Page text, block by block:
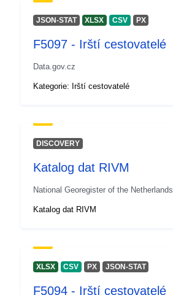
JSON-STAT XLSX CSV PX
F5097 - Irští cestovatelé
Data.gov.cz
Kategorie: Irští cestovatelé
DISCOVERY
Katalog dat RIVM
National Georegister of the Netherlands
Katalog dat RIVM
XLSX CSV PX JSON-STAT
F5094 - Irští cestovatelé